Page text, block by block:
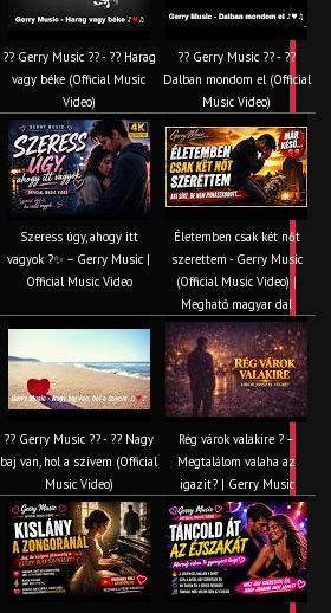
?? Gerry Music ?? - ?? Harag
vagy béke (Official Music
Video)
?? Gerry Music ?? - ??
Dalban mondom el (Official
Music Video)
Szeress úgy, ahogy itt
vagyok ?✨ – Gerry Music |
Official Music Video
Életemben csak két nőt
szerettem - Gerry Music
(Official Music Video) |
Megható magyar dal
?? Gerry Music ?? - ?? Nagy
baj van, hol a szívem (Official
Music Video)
Rég várok valakire ? –
Megtalálom valaha az
igazit? | Gerry Music